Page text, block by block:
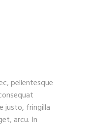
pellentesque
justo, fringilla
arcu. In